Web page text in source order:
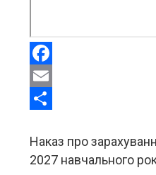
Facebook
Email
Наказ про
2027 навчального